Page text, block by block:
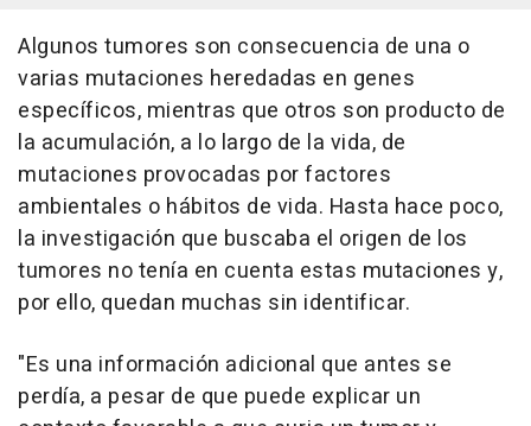
Algunos tumores son consecuencia de una o
varias mutaciones heredadas en genes
específicos, mientras que otros son producto de
la acumulación, a lo largo de la vida, de
mutaciones provocadas por factores
ambientales o hábitos de vida. Hasta hace poco,
la investigación que buscaba el origen de los
tumores no tenía en cuenta estas mutaciones y,
por ello, quedan muchas sin identificar.
"Es una información adicional que antes se
perdía, a pesar de que puede explicar un